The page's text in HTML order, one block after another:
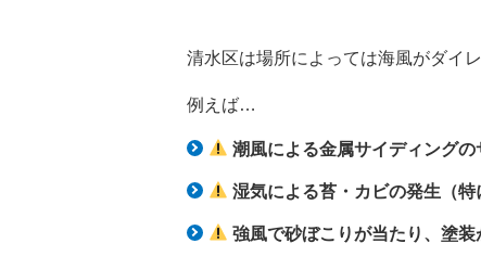
清水区は場所によっては海風がダイ
例えば…
潮風による金属サイディングの
湿気による苔・カビの発生（特
強風で砂ぼこりが当たり、塗装